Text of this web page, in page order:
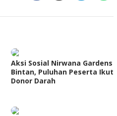
Aksi Sosial Nirwana Gardens
Bintan, Puluhan Peserta Ikut
Donor Darah